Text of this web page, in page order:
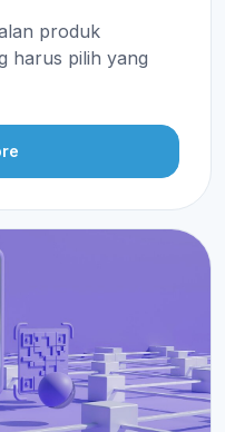
produk
harus pilih yang